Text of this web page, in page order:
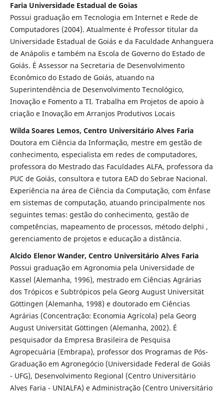
Faria Universidade Estadual de Goias
Possui graduação em Tecnologia em Internet e Rede de
Computadores (2004). Atualmente é Professor titular da
Universidade Estadual de Goiás e da Faculdade Anhanguera
de Anápolis e também na Escola de Governo do Estado de
Goiás. É Assessor na Secretaria de Desenvolvimento
Econômico do Estado de Goiás, atuando na
Superintendência de Desenvolvimento Tecnológico,
Inovação e Fomento a TI. Trabalha em Projetos de apoio à
criação e Inovação em Arranjos Produtivos Locais
Wilda Soares Lemos, Centro Universitário Alves Faria
Doutora em Ciência da Informação, mestre em gestão de
conhecimento, especialista em redes de computadores,
professora do Mestrado das Faculdades ALFA, professora da
PUC de Goiás, consultora e tutora EAD do Sebrae Nacional.
Experiência na área de Ciência da Computação, com ênfase
em sistemas de computação, atuando principalmente nos
seguintes temas: gestão do conhecimento, gestão de
competências, mapeamento de processos, método delphi ,
gerenciamento de projetos e educação a distância.
Alcido Elenor Wander, Centro Universitário Alves Faria
Possui graduação em Agronomia pela Universidade de
Kassel (Alemanha, 1996), mestrado em Ciências Agrárias
dos Trópicos e Subtrópicos pela Georg August Universität
Göttingen (Alemanha, 1998) e doutorado em Ciências
Agrárias (Concentração: Economia Agrícola) pela Georg
August Universität Göttingen (Alemanha, 2002). É
pesquisador da Empresa Brasileira de Pesquisa
Agropecuária (Embrapa), professor dos Programas de Pós-
Graduação em Agronegócio (Universidade Federal de Goiás
- UFG), Desenvolvimento Regional (Centro Universitário
Alves Faria - UNIALFA) e Administração (Centro Universitário